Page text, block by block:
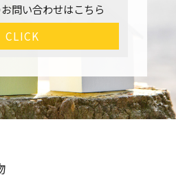
問い合わせはこちら
CLICK